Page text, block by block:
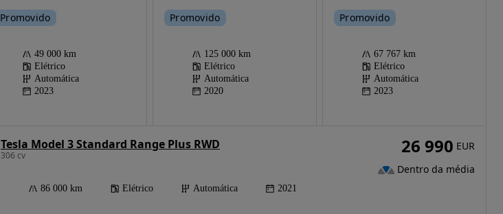
Promovido
49 000 km
Elétrico
Automática
2023
Promovido
125 000 km
Elétrico
Automática
2020
Promovido
67 767 km
Elétrico
Automática
2023
Tesla Model 3 Standard Range Plus RWD
306 cv
86 000 km Elétrico Automática 2021
26 990 EUR
Dentro da média